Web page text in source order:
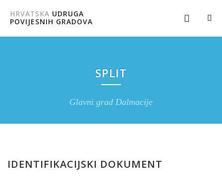
HRVATSKA UDRUGA
POVIJESNIH GRADOVA
SPLIT
Glavni grad Dalmacije
IDENTIFIKACIJSKI DOKUMENT